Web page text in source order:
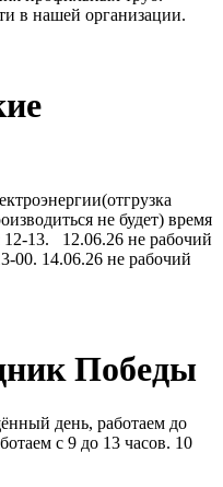
в нашей организации.
не будет) время
12-13. 12.06.26 не рабочий
00. 14.06.26 не рабочий
Победы
день, работаем до
с 9 до 13 часов. 10